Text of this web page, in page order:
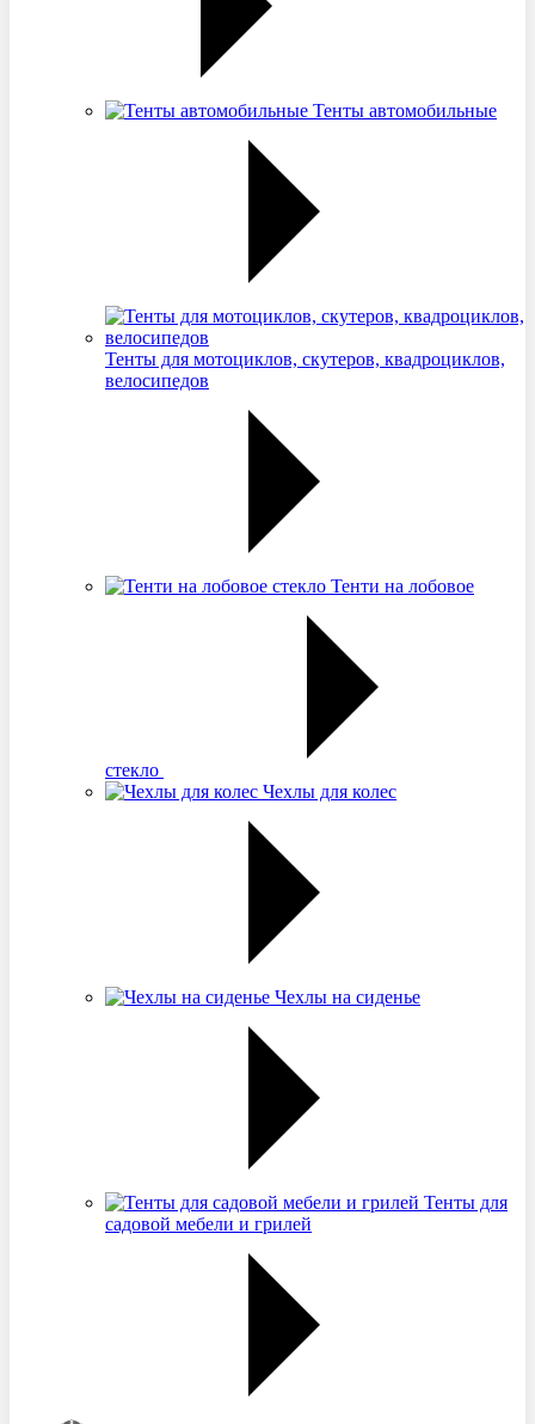
Тенты автомобильные
Тенты для мотоциклов, скутеров, квадроциклов,
велосипедов
Тенти на лобовое
стекло
Чехлы для колес
Чехлы на сиденье
Тенты для
садовой мебели и грилей